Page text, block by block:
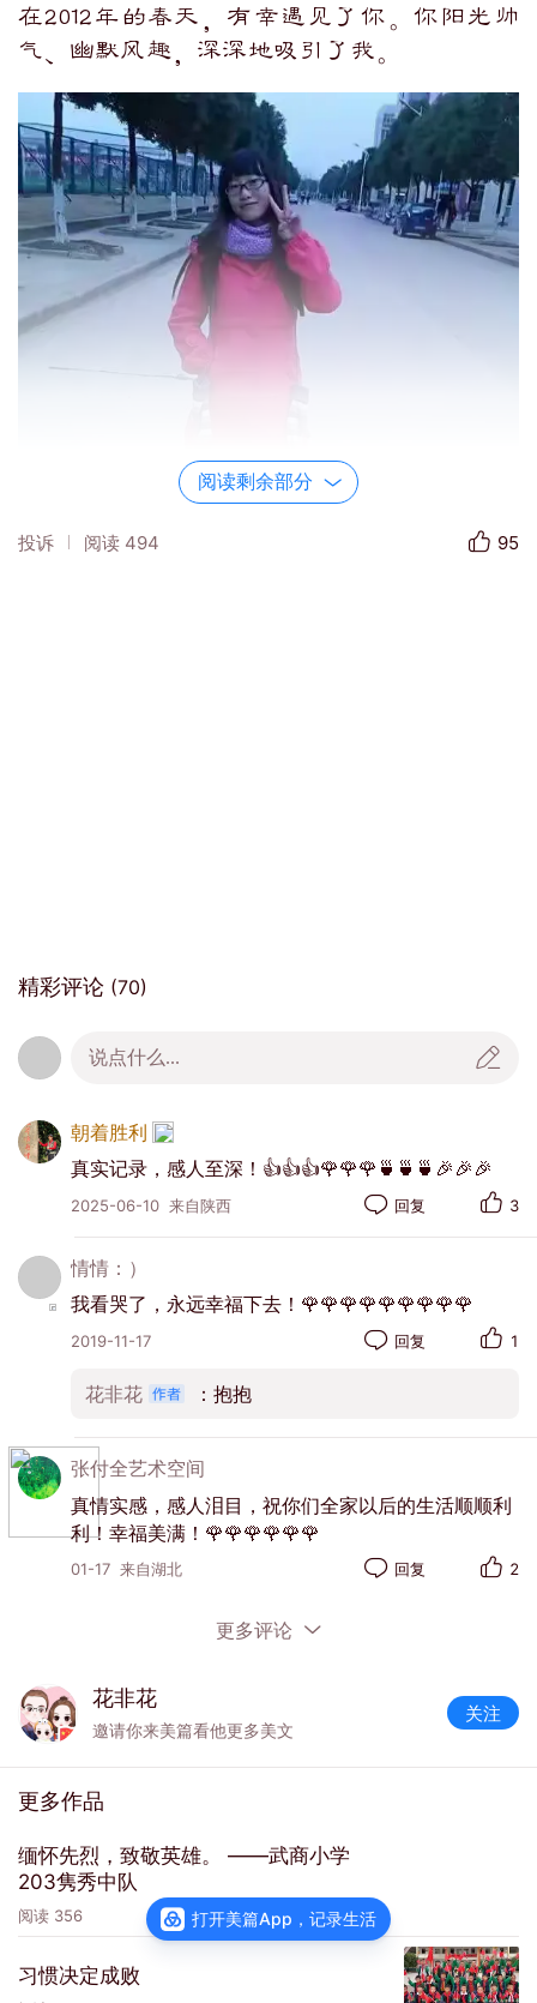
在2012年的春天，有幸遇见了你。你阳光帅
气、幽默风趣，深深地吸引了我。
2013年我即将毕业，上半年，你来武汉考
阅读剩余部分
投诉 阅读 494 95
精彩评论 (70)
说点什么...
朝着胜利
真实记录，感人至深！👍👍👍🌹🌹🌹🍵🍵🍵🎉🎉🎉
2025-06-10 来自陕西 回复 3
情情：）
我看哭了，永远幸福下去！🌹🌹🌹🌹🌹🌹🌹🌹🌹
2019-11-17 回复 1
花非花 ：抱抱
张付全艺术空间
真情实感，感人泪目，祝你们全家以后的生活顺顺利
利！幸福美满！🌹🌹🌹🌹🌹🌹
01-17 来自湖北 回复 2
更多评论
花非花
邀请你来美篇看他更多美文
关注
更多作品
缅怀先烈，致敬英雄。 ——武商小学
203隽秀中队
阅读 356
习惯决定成败
打开美篇App，记录生活